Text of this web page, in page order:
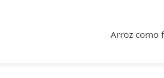
Arroz como